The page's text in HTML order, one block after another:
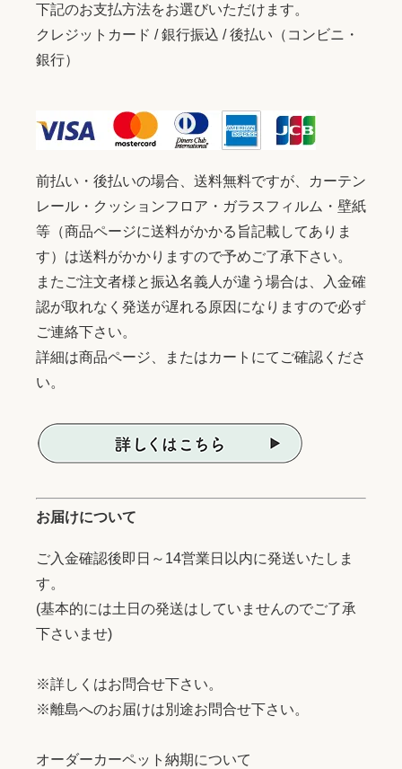
下記のお支払方法をお選びいただけます。
クレジットカード / 銀行振込 / 後払い（コンビニ・
銀行）
前払い・後払いの場合、送料無料ですが、カーテン
レール・クッションフロア・ガラスフィルム・壁紙
等（商品ページに送料がかかる旨記載してありま
す）は送料がかかりますので予めご了承下さい。
またご注文者様と振込名義人が違う場合は、入金確
認が取れなく発送が遅れる原因になりますので必ず
ご連絡下さい。
詳細は商品ページ、またはカートにてご確認くださ
い。
お届けについて
ご入金確認後即日～14営業日以内に発送いたしま
す。
(基本的には土日の発送はしていませんのでご了承
下さいませ)
※詳しくはお問合せ下さい。
※離島へのお届けは別途お問合せ下さい。
オーダーカーペット納期について